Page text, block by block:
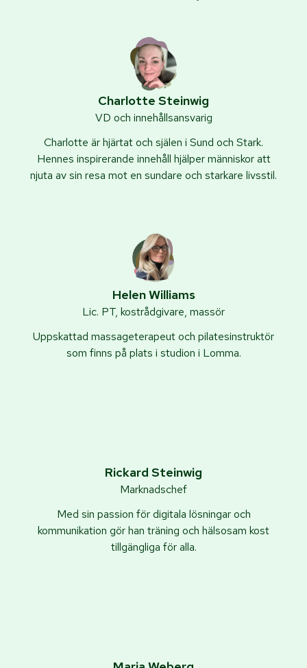
Charlotte Steinwig
VD och innehållsansvarig
Charlotte är hjärtat och själen i Sund och Stark.
Hennes inspirerande innehåll hjälper människor att
njuta av sin resa mot en sundare och starkare livsstil.
Helen Williams
Lic. PT, kostrådgivare, massör
Uppskattad massageterapeut och pilatesinstruktör
som finns på plats i studion i Lomma.
Rickard Steinwig
Marknadschef
Med sin passion för digitala lösningar och
kommunikation gör han träning och hälsosam kost
tillgängliga för alla.